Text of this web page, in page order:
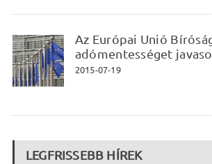
Az Európai Unió
adómentességet
2015-07-19
LEGFRISSEBB HÍREK